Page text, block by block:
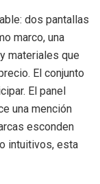
dos pantallas
marco, una
materiales que
El conjunto
El panel
una mención
esconden
intuitivos, esta